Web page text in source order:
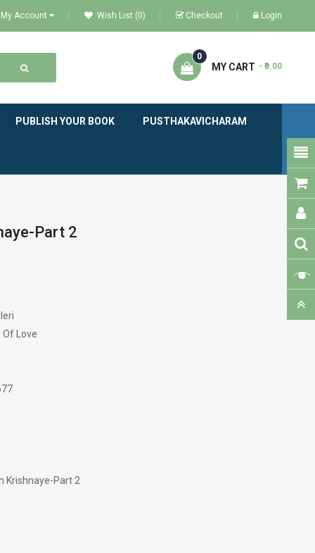
My Account Wish List (0) Checkout Login
MY CART
0
- ₹0.00
PUBLISH YOUR BOOK PUSTHAKAVICHARAM
Part 2
Of Love
Krishnaye-Part 2